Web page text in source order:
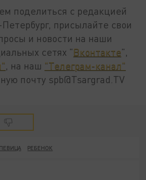
поделиться с редакцией
присылайте свои
и новости на наши
сетях "Вконтакте",
, на наш "Телеграм-канал"
почту spb@Tsargrad.TV
ПЕВИЦА РЕБЕНОК